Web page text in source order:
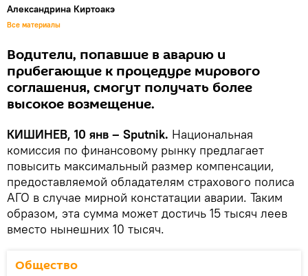
Александрина Киртоакэ
Все материалы
Водители, попавшие в аварию и
прибегающие к процедуре мирового
соглашения, смогут получать более
высокое возмещение.
КИШИНЕВ, 10 янв – Sputnik. Национальная
комиссия по финансовому рынку предлагает
повысить максимальный размер компенсации,
предоставляемой обладателям страхового полиса
АГО в случае мирной констатации аварии. Таким
образом, эта сумма может достичь 15 тысяч леев
вместо нынешних 10 тысяч.
Общество